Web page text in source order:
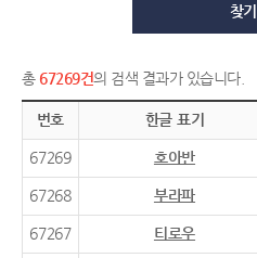
찾기
총 67269건의 검색 결과가 있습니다.
번호 한글 표기
67269 호아반
67268 부라파
67267 티로우